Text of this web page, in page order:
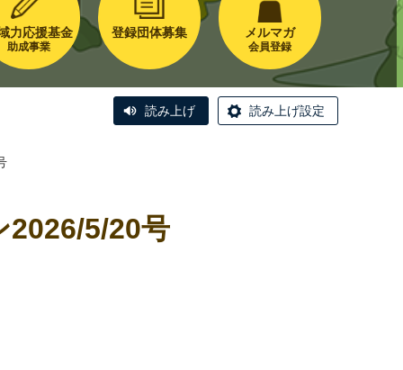
力応援基金
助成事業
登録団体募集 メルマガ
会員登録
読み上げ 読み上げ設定
5/20号